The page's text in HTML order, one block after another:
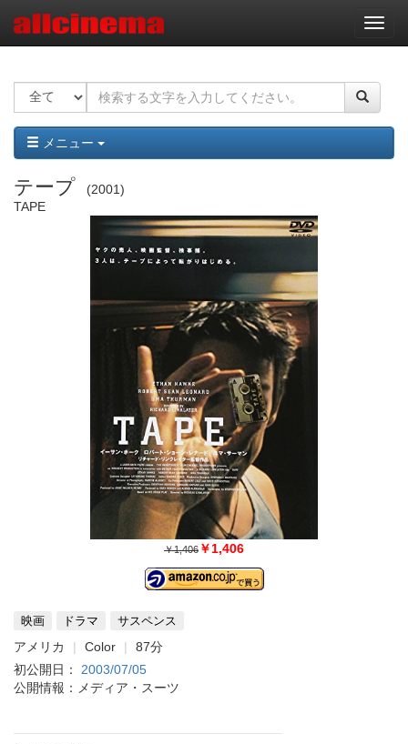
ナ
ビ
ー
ョ
ン
メニュー
テープ
2001
TAPE
￥1,406 ￥1,406
映画 ドラマ サスペンス
アメリカ Color
87分
初公開日： 2003/07/05
公開情報：メディア・スーツ